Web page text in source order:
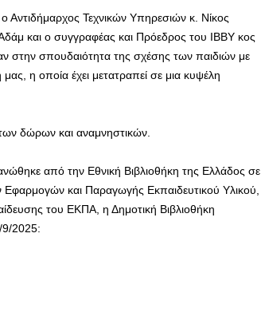
Αντιδήμαρχος Τεχνικών Υπηρεσιών κ. Νίκος
και ο συγγραφέας και Πρόεδρος του ΙΒΒΥ κος
στην σπουδαιότητα της σχέσης των παιδιών με
μας, η οποία έχει μετατραπεί σε μια κυψέλη
δώρων και αναμνηστικών.
από την Εθνική Βιβλιοθήκη της Ελλάδος σε
και Παραγωγής Εκπαιδευτικού Υλικού,
του ΕΚΠΑ, η Δημοτική Βιβλιοθήκη
2025: